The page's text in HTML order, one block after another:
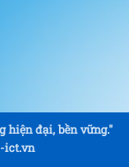
hiện đại, bền vững."
ict.vn